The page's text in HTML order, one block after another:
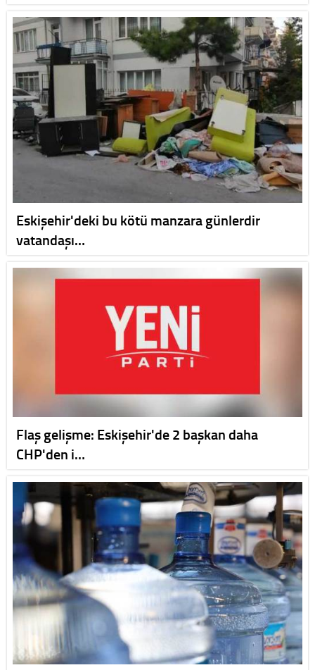
Eskişehir'deki bu kötü manzara günlerdir
vatandaşı…
Flaş gelişme: Eskişehir'de 2 başkan daha
CHP'den i…